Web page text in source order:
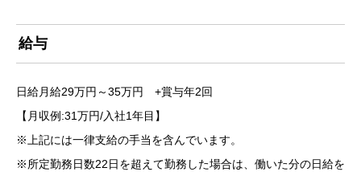
給与
日給月給29万円～35万円 +賞与年2回
【月収例:31万円/入社1年目】
※上記には一律支給の手当を含んでいます。
※所定勤務日数22日を超えて勤務した場合は、働いた分の日給を